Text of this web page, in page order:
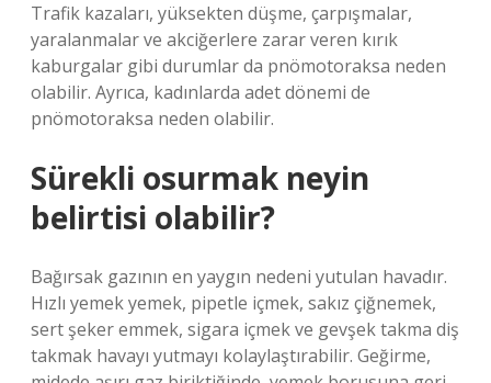
Trafik kazaları, yüksekten düşme, çarpışmalar,
yaralanmalar ve akciğerlere zarar veren kırık
kaburgalar gibi durumlar da pnömotoraksa neden
olabilir. Ayrıca, kadınlarda adet dönemi de
pnömotoraksa neden olabilir.
Sürekli osurmak neyin
belirtisi olabilir?
Bağırsak gazının en yaygın nedeni yutulan havadır.
Hızlı yemek yemek, pipetle içmek, sakız çiğnemek,
sert şeker emmek, sigara içmek ve gevşek takma diş
takmak havayı yutmayı kolaylaştırabilir. Geğirme,